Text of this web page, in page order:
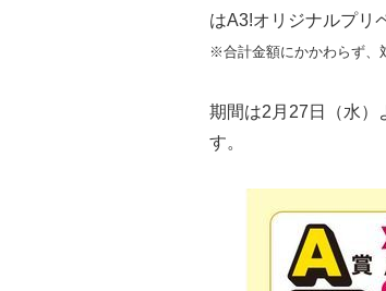
はA3!オリジナルプリ
※合計金額にかかわらず、
期間は2月27日（水）
す。